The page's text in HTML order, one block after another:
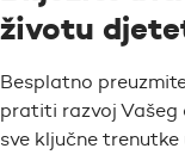
životu
Besplatno
pratiti razvoj Vašeg
sve ključne trenutke